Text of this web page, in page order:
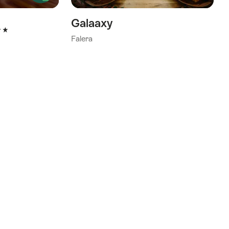
souhaits
Galaaxy
Falera
souhaits